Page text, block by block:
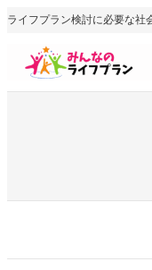
内
キ
ライフプラン検討に必要な社